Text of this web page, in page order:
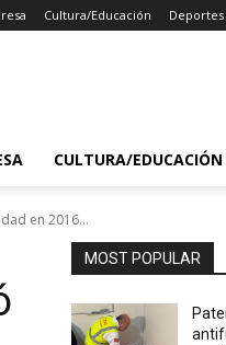
Cultura/Educación Deportes
CULTURA/EDUCACIÓN
en 2016...
MOST POPULAR